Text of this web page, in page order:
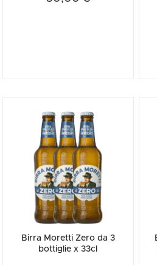
Birra Moretti Zero da 3
bottiglie x 33cl